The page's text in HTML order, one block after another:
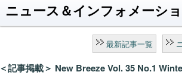
ニュース＆インフォメーシ
最新記事一覧
＜記事掲載＞ New Breeze Vol. 35 No.1